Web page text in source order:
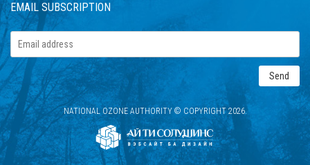
EMAIL SUBSCRIPTION
NATIONAL OZONE AUTHORITY © COPYRIGHT 2026.